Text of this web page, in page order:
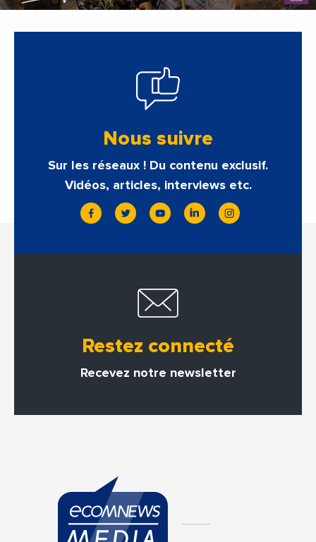
Nous suivre
Sur les réseaux ! Du contenu exclusif.
Vidéos, articles, interviews etc.
Restez connecté
Recevez notre newsletter